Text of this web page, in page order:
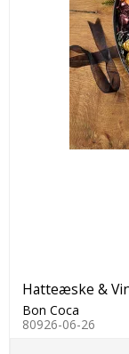
Hatteæske &
Bon Coca
80926-06-26